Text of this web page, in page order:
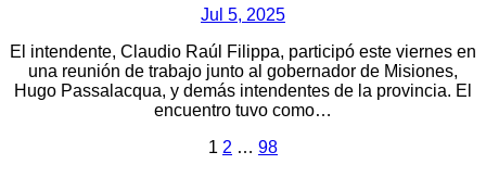
Jul 5, 2025
El intendente, Claudio Raúl Filippa, participó este viernes en
una reunión de trabajo junto al gobernador de Misiones,
Hugo Passalacqua, y demás intendentes de la provincia. El
encuentro tuvo como…
1 2 … 98